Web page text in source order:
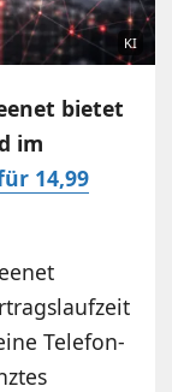
KI
bietet
im
14,99
Telefon-